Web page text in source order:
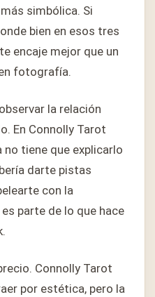
simbólica. Si
bien en esos tres
encaje mejor que un
fotografía.
la relación
En Connolly Tarot
no tiene que explicarlo
darte pistas
con la
parte de lo que hace
Connolly Tarot
por estética, pero la